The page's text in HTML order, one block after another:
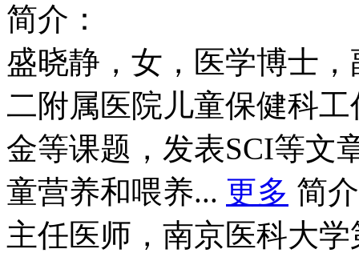
简介：
盛晓静，女，医学博士
二附属医院儿童保健科
金等课题，发表SCI等文
童营养和喂养... 更多 简
主任医师，南京医科大